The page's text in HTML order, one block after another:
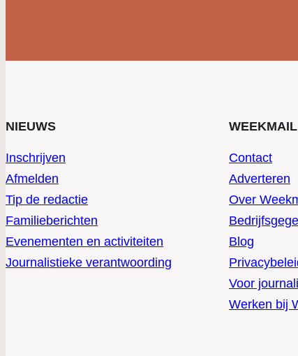
NIEUWS
Inschrijven
Afmelden
Tip de redactie
Familieberichten
Evenementen en activiteiten
Journalistieke verantwoording
WEEKMAIL
Contact
Adverteren
Over
Blog
Voor
Werken bij